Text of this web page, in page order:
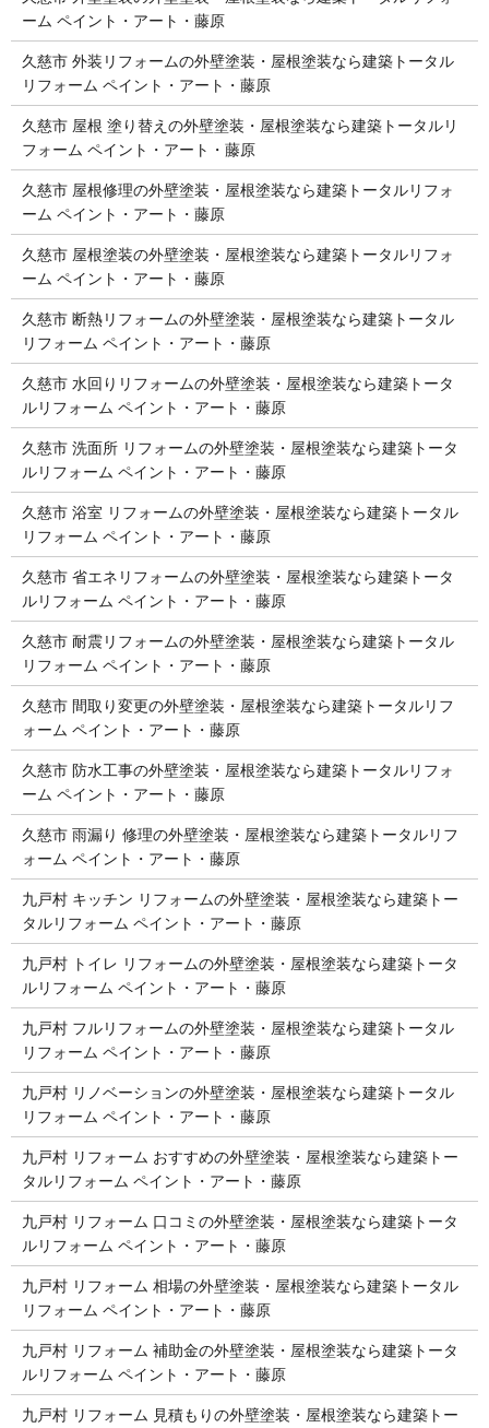
ーム ペイント・アート・藤原
久慈市 外装リフォームの外壁塗装・屋根塗装なら建築トータル
リフォーム ペイント・アート・藤原
久慈市 屋根 塗り替えの外壁塗装・屋根塗装なら建築トータルリ
フォーム ペイント・アート・藤原
久慈市 屋根修理の外壁塗装・屋根塗装なら建築トータルリフォ
ーム ペイント・アート・藤原
久慈市 屋根塗装の外壁塗装・屋根塗装なら建築トータルリフォ
ーム ペイント・アート・藤原
久慈市 断熱リフォームの外壁塗装・屋根塗装なら建築トータル
リフォーム ペイント・アート・藤原
久慈市 水回りリフォームの外壁塗装・屋根塗装なら建築トータ
ルリフォーム ペイント・アート・藤原
久慈市 洗面所 リフォームの外壁塗装・屋根塗装なら建築トータ
ルリフォーム ペイント・アート・藤原
久慈市 浴室 リフォームの外壁塗装・屋根塗装なら建築トータル
リフォーム ペイント・アート・藤原
久慈市 省エネリフォームの外壁塗装・屋根塗装なら建築トータ
ルリフォーム ペイント・アート・藤原
久慈市 耐震リフォームの外壁塗装・屋根塗装なら建築トータル
リフォーム ペイント・アート・藤原
久慈市 間取り変更の外壁塗装・屋根塗装なら建築トータルリフ
ォーム ペイント・アート・藤原
久慈市 防水工事の外壁塗装・屋根塗装なら建築トータルリフォ
ーム ペイント・アート・藤原
久慈市 雨漏り 修理の外壁塗装・屋根塗装なら建築トータルリフ
ォーム ペイント・アート・藤原
九戸村 キッチン リフォームの外壁塗装・屋根塗装なら建築トー
タルリフォーム ペイント・アート・藤原
九戸村 トイレ リフォームの外壁塗装・屋根塗装なら建築トータ
ルリフォーム ペイント・アート・藤原
九戸村 フルリフォームの外壁塗装・屋根塗装なら建築トータル
リフォーム ペイント・アート・藤原
九戸村 リノベーションの外壁塗装・屋根塗装なら建築トータル
リフォーム ペイント・アート・藤原
九戸村 リフォーム おすすめの外壁塗装・屋根塗装なら建築トー
タルリフォーム ペイント・アート・藤原
九戸村 リフォーム 口コミの外壁塗装・屋根塗装なら建築トータ
ルリフォーム ペイント・アート・藤原
九戸村 リフォーム 相場の外壁塗装・屋根塗装なら建築トータル
リフォーム ペイント・アート・藤原
九戸村 リフォーム 補助金の外壁塗装・屋根塗装なら建築トータ
ルリフォーム ペイント・アート・藤原
九戸村 リフォーム 見積もりの外壁塗装・屋根塗装なら建築トー